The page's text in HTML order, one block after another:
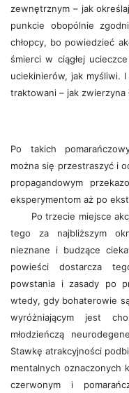
zewnętrznym – jak
punkcie obopólnie
chłopcy, bo powiedzieć
śmierci w ciągłej
uciekinierów, jak myśliwi.
traktowani – jak zwierzyna
Po takich
można się przestraszyć i
propagandowym
eksperymentom aż po
Po trzecie miejsce
tego za najbliższym
nieznane i budzące
powieści dostarcza
powstania i zasady po
wtedy, gdy bohaterowie
wyróżniającym jest
młodzieńczą
Stawkę atrakcyjności
mentalnych oznaczonych
czerwonym i